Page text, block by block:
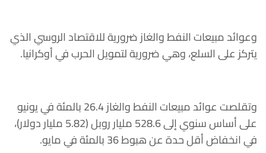
وعوائد مبيعات النفط والغاز ضرورية للاقتصاد الروسي الذي
يتركز على السلع، وهي ضرورية لتمويل الحرب في أوكرانيا.
وتقلصت عوائد مبيعات النفط والغاز 26.4 بالمئة في يونيو
على أساس سنوي إلى 528.6 مليار روبل (5.82 مليار دولار)،
في انخفاض أقل حدة عن هبوط 36 بالمئة في مايو.